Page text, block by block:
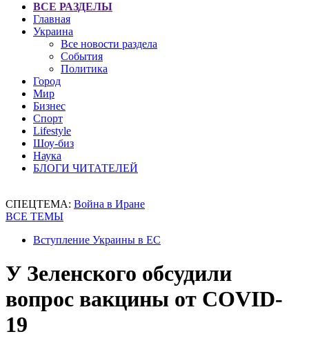
ВСЕ РАЗДЕЛЫ
Главная
Украина
Все новости раздела
События
Политика
Город
Мир
Бизнес
Спорт
Lifestyle
Шоу-биз
Наука
БЛОГИ ЧИТАТЕЛЕЙ
СПЕЦТЕМА: Война в Иране
ВСЕ ТЕМЫ
Вступление Украины в ЕС
У Зеленского обсудили
вопрос вакцины от COVID-
19